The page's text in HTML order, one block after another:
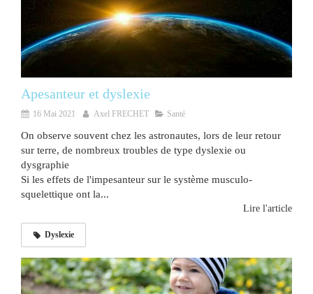
Apesanteur et dyslexie
16 Mai 2021 Axel FRECHET Santé
On observe souvent chez les astronautes, lors de leur retour
sur terre, de nombreux troubles de type dyslexie ou
dysgraphie
Si les effets de l'impesanteur sur le système musculo-
squelettique ont la...
Lire l'article
Dyslexie